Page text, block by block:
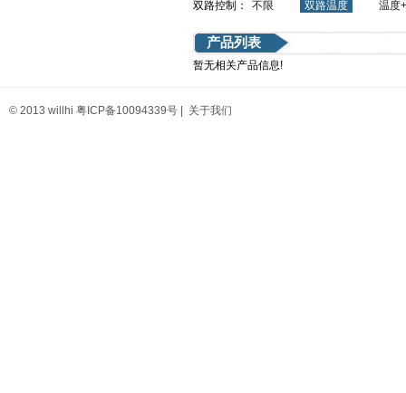
双路控制： 不限 双路温度 温度
产品列表
暂无相关产品信息!
© 2013 willhi 粤ICP备10094339号 关于我们